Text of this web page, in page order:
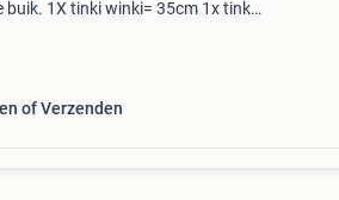
buik. 1X tinki winki= 35cm 1x tinki
of Verzenden